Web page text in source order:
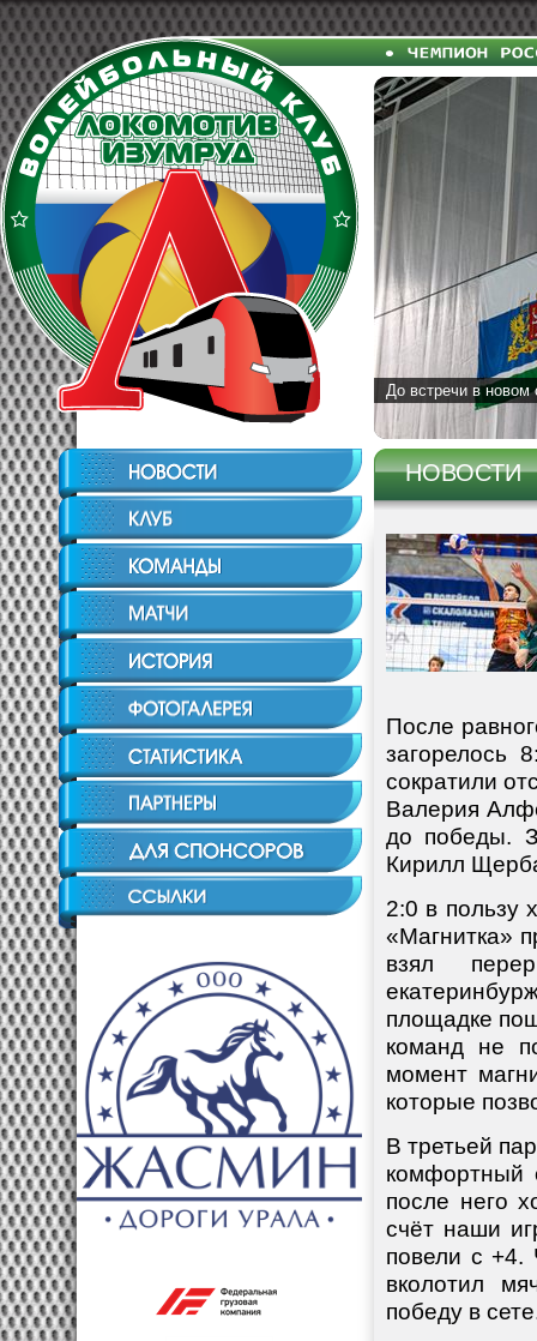
До встречи в новом
НОВОСТИ
После
загорелось
сократили
Валерия
до победы.
Кирилл
2:0 в пользу
«Магнитка»
взял
площадке
команд не
момент
которые
В третьей
комфортный
после него
счёт наши
повели с +4.
вколотил
победу в